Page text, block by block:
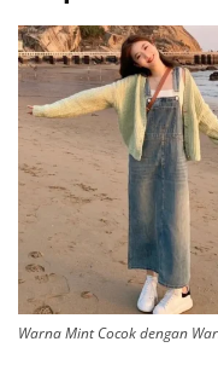
Warna Mint Cocok dengan